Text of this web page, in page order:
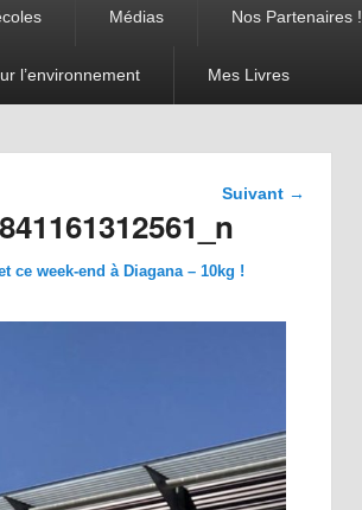
Médias Nos Partenaires !
l’environnement Mes Livres
Navigation
Suivant →
ce week-end à Diagana – 10kg !